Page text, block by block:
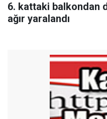
6. kattaki balkondan
ağır yaralandı